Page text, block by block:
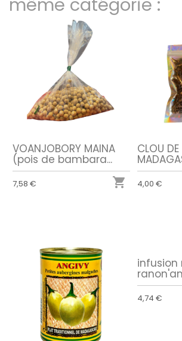
même catégorie :
VOANJOBORY MAINA
(pois de bambara...
7,58 € 
CLOU DE
4,00 €
infusion
4,74 €